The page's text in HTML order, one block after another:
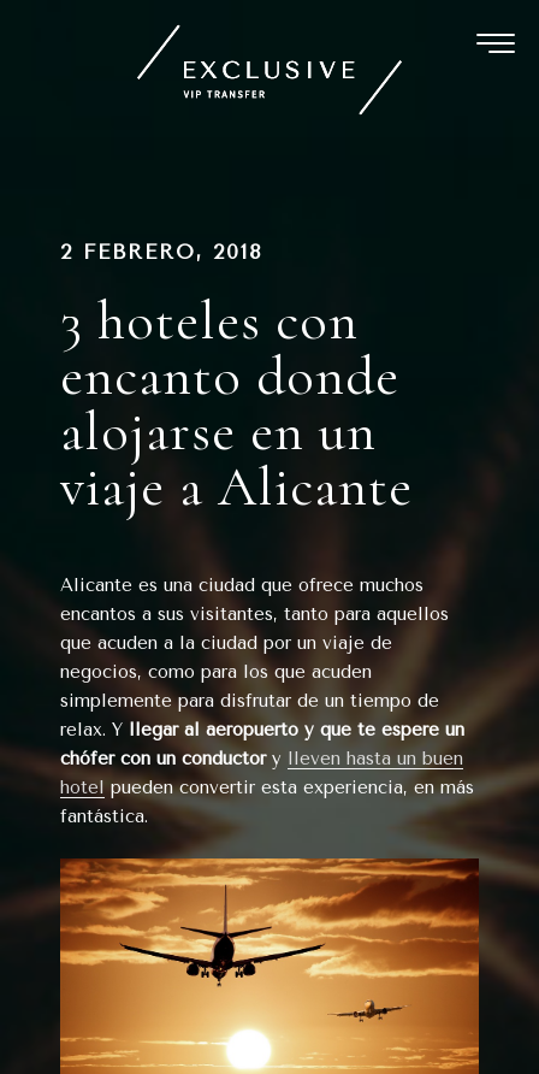
2 FEBRERO, 2018
3 hoteles con
encanto donde
alojarse en un
viaje a Alicante
Alicante es una ciudad que ofrece muchos
encantos a sus visitantes, tanto para aquellos
que acuden a la ciudad por un viaje de
negocios, como para los que acuden
simplemente para disfrutar de un tiempo de
relax. Y llegar al aeropuerto y que te espere un
chófer con un conductory lleven hasta un buen
hotel pueden convertir esta experiencia, en más
fantástica.
Navegación
entradas